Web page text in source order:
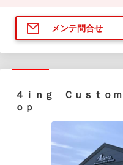
メンテ問合せ
４ｉｎｇ Ｃｕｓｔｏ
ｏｐ